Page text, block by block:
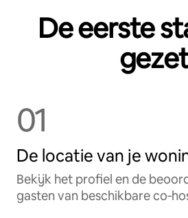
De eerste
gezet
01
De locatie van je
Bekijk het profiel en de
gasten van beschikbare